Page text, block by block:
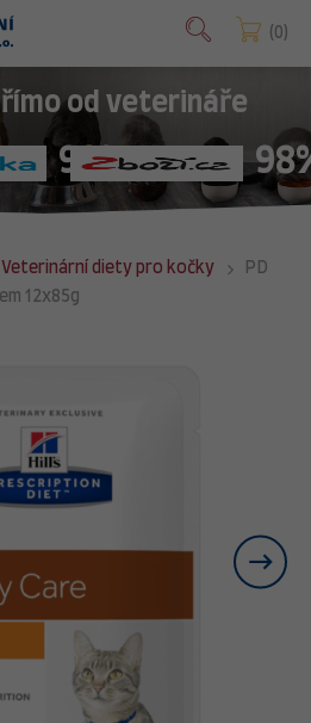
0
od veterináře
98%
Veterinární diety pro kočky
PD
12x85g